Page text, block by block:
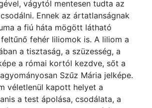
vágytól mentesen tudta az
Ennek az ártatlanságnak
a fiú háta mögött látható
fehér liliomok is. A liliom a
a tisztaság, a szüzesség, a
a római kortól kezdve, sőt a
Szűz Mária jelképe.
véletlenül kapott helyet a
a test ápolása, csodálata, a